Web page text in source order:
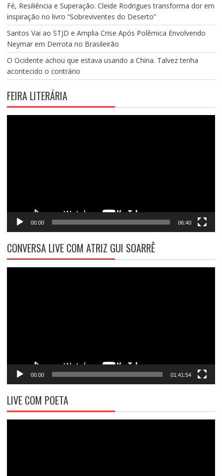
Fé, Resiliência e Superação: Cleide Rodrigues transforma dor em
inspiração no livro “Sobreviventes do Deserto”
Santos Vai ao STJD e Amplia Crise Após Polêmica Envolvendo
Neymar em Derrota no Brasileirão
O Ocidente achou que estava usando a China. Talvez tenha
acontecido o contrário
FEIRA LITERÁRIA
00:00 06:40
CONVERSA LIVE COM ATRIZ GUI SOARRÊ
00:00 01:41:54
LIVE COM POETA